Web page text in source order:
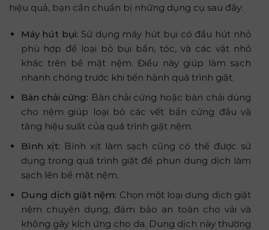
hiệu quả, bạn cần chuẩn bị những dụng cụ sau đây:
Máy hút bụi: Sử dụng máy hút bụi có đầu hút nhỏ
phù hợp để loại bỏ bụi bẩn, tóc, và các vật nhỏ
khác trên bề mặt nệm. Điều này giúp làm sạch
nhanh chóng trước khi tiến hành quá trình giặt.
Bàn chải cứng: Bàn chải cứng hoặc bàn chải dùng
cho nệm giúp loại bỏ các vết bẩn cứng đầu và
tăng hiệu suất của quá trình giặt nệm.
Bình xịt: Bình xịt làm sạch cũng có thể được sử
dụng trong quá trình giặt để phun dung dịch làm
sạch lên bề mặt nệm.
Dung dịch giặt nệm: Chọn một loại dung dịch giặt
nệm chuyên dụng, đảm bảo an toàn cho vải và
không gây kích ứng cho da. Dung dịch này thường